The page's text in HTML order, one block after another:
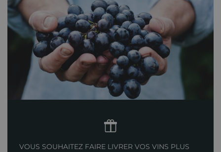
VOUS SOUHAITEZ FAIRE LIVRER VOS VINS PLUS